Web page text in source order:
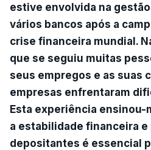
estive envolvida na
vários bancos após a
crise financeira mundial.
que se seguiu muitas
seus empregos e as suas
empresas enfrentaram
Esta experiência ensinou-
a estabilidade financeira
depositantes é essencial